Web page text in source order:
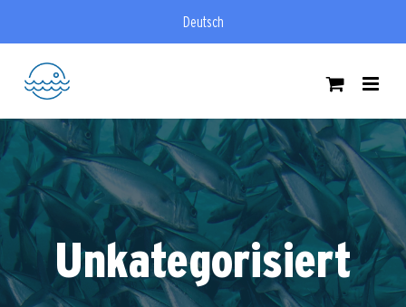
Inhalt
springen
Deutsch
Unkategorisiert